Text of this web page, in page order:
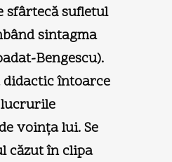
sufletul
sintagma
Bengescu).
întoarce
lucrurile
voinţa lui. Se
căzut în clipa